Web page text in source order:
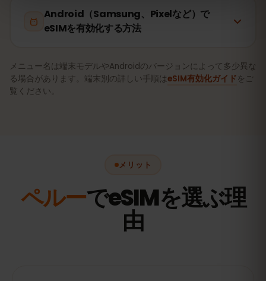
Android（Samsung、Pixelなど）で
eSIMを有効化する方法
メニュー名は端末モデルやAndroidのバージョンによって多少異な
る場合があります。端末別の詳しい手順はeSIM有効化ガイドをご
覧ください。
メリット
ペルーでeSIMを選ぶ理
由